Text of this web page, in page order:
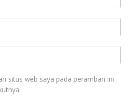
situs web saya pada peramban ini